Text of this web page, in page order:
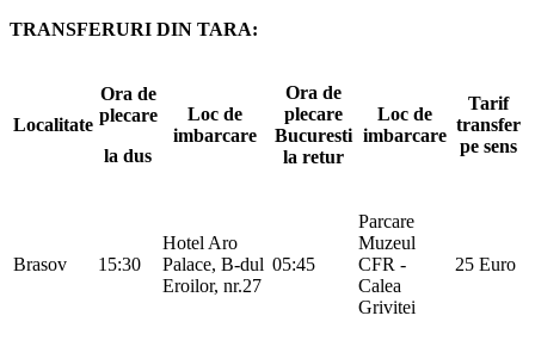
TRANSFERURI DIN TARA:
Localitate
Ora de
plecare
la dus
Loc de
imbarcare
Ora de
plecare
Bucuresti
la retur
Loc de
imbarcare
Tarif
transfer
pe sens
Brasov 15:30
Hotel Aro
Palace, B-dul
Eroilor, nr.27
05:45
Parcare
Muzeul
CFR -
Calea
Grivitei
25 Euro